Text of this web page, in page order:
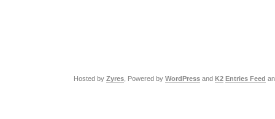
Hosted by Zyres , Powered by WordPress and K2 Entries Feed